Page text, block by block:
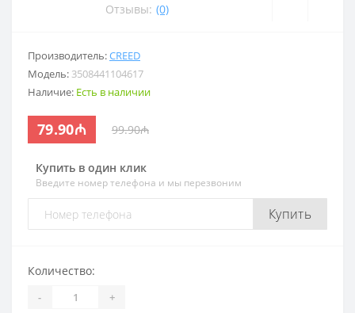
Отзывы: (0)
Производитель:CREED
Модель: 3508441104617
Наличие: Есть в наличии
79.90₼ 99.90₼
Купить в один клик
Введите номер телефона и мы перезвоним
Купить
Количество:
- +